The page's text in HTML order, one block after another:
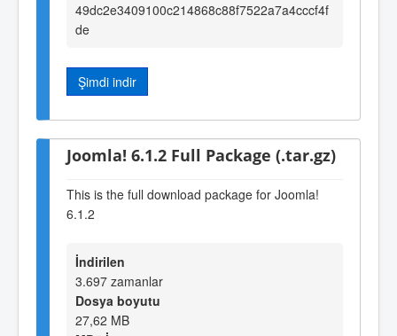
49dc2e3409100c214868c88f7522a7a4cccf4f
de
Şimdi indir
Joomla! 6.1.2 Full Package (.tar.gz)
This is the full download package for Joomla!
6.1.2
İndirilen
3.697 zamanlar
Dosya boyutu
27,62 MB